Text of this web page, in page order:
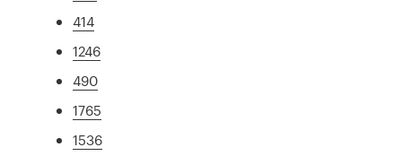
414
1246
490
1765
1536